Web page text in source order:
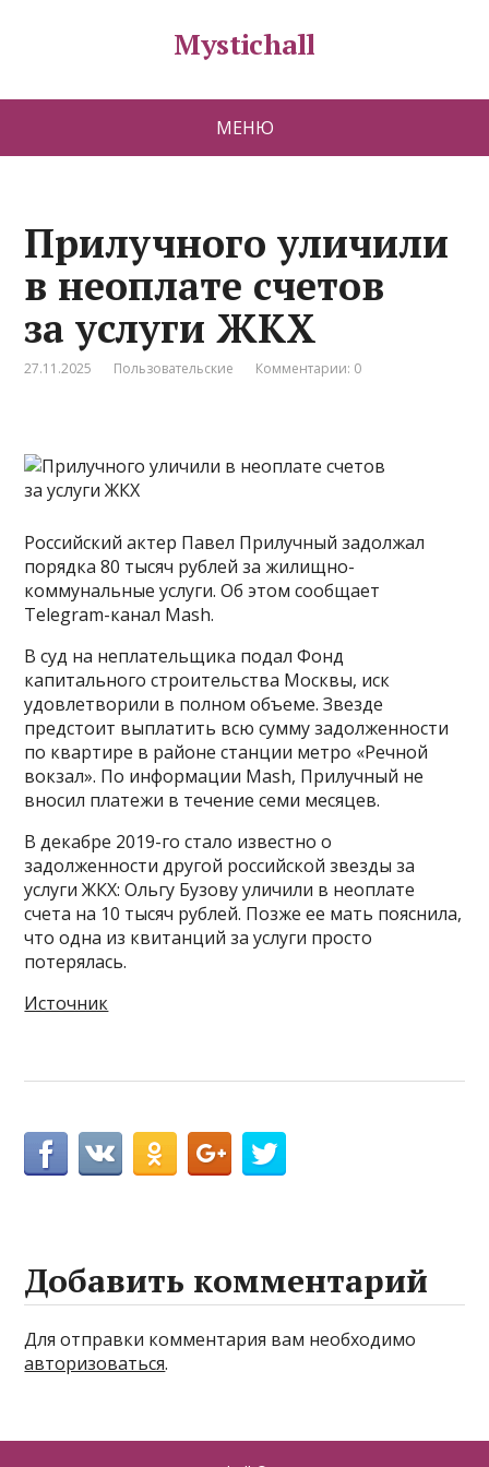
Mystichall
МЕНЮ
Прилучного уличили
в неоплате счетов
за услуги ЖКХ
27.11.2025 Пользовательские Комментарии: 0
Российский актер Павел Прилучный задолжал
порядка 80 тысяч рублей за жилищно-
коммунальные услуги. Об этом сообщает
Telegram-канал Mash.
В суд на неплательщика подал Фонд
капитального строительства Москвы, иск
удовлетворили в полном объеме. Звезде
предстоит выплатить всю сумму задолженности
по квартире в районе станции метро «Речной
вокзал». По информации Mash, Прилучный не
вносил платежи в течение семи месяцев.
В декабре 2019-го стало известно о
задолженности другой российскойзвезды за
услуги ЖКХ: Ольгу Бузову уличили в неоплате
счета на 10 тысяч рублей. Позже ее мать пояснила,
что одна из квитанций за услуги просто
потерялась.
Источник
Добавить комментарий
Для отправки комментария вам необходимо
авторизоваться.